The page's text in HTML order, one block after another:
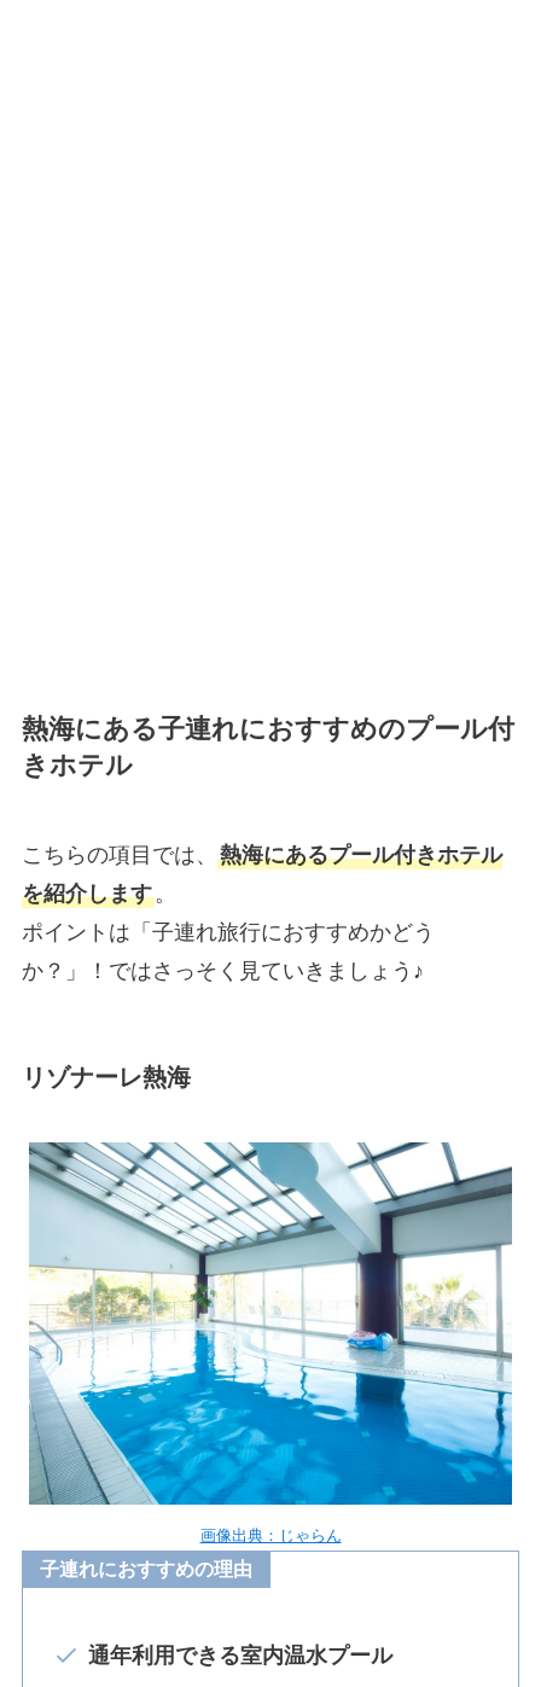
熱海にある子連れにおすすめのプール付
きホテル
こちらの項目では、 熱海にあるプール付きホテル
を紹介します。
ポイントは「子連れ旅行におすすめかどう
か？」！ではさっそく見ていきましょう♪
リゾナーレ熱海
画像出典：じゃらん
子連れにおすすめの理由
通年利用できる室内温水プール